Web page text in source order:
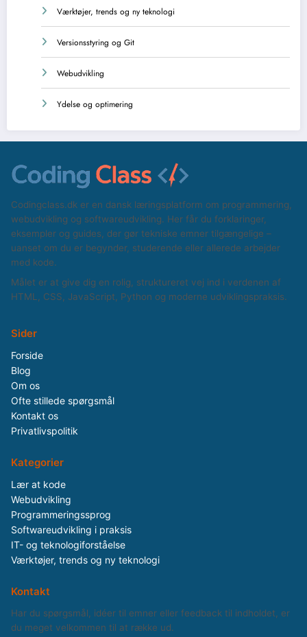
Værktøjer, trends og ny teknologi
Versionsstyring og Git
Webudvikling
Ydelse og optimering
Codingclass.dk er en dansk læringsplatform om programmering,
webudvikling og softwareudvikling. Her får du forklaringer,
eksempler og guides, der gør tekniske emner tilgængelige –
uanset om du er begynder, studerende eller allerede arbejder
med kode.
Målet er at give dig en rolig, struktureret vej ind i verdenen af
HTML, CSS, JavaScript, Python og moderne udviklingspraksis.
Sider
Forside
Blog
Om os
Ofte stillede spørgsmål
Kontakt os
Privatlivspolitik
Kategorier
Lær at kode
Webudvikling
Programmeringssprog
Softwareudvikling i praksis
IT- og teknologiforståelse
Værktøjer, trends og ny teknologi
Kontakt
Har du spørgsmål, idéer til emner eller feedback til indholdet, er
du meget velkommen til at række ud.